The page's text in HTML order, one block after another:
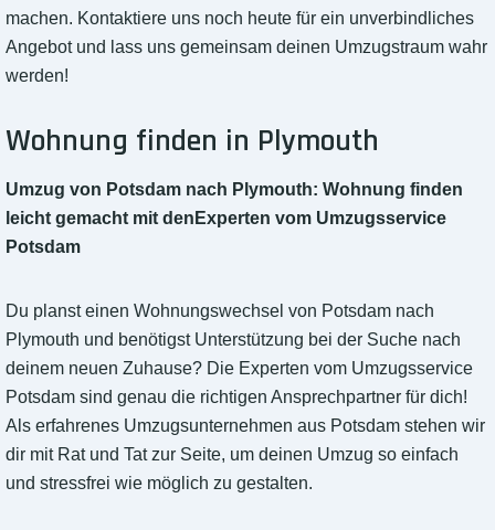
machen. Kontaktiere uns noch heute für ein unverbindliches
Angebot und lass uns gemeinsam deinen Umzugstraum wahr
werden!
Wohnung finden in Plymouth
Umzug von Potsdam nach Plymouth: Wohnung finden
leicht gemacht mit denExperten vom Umzugsservice
Potsdam
Du planst einen Wohnungswechsel von Potsdam nach
Plymouth und benötigst Unterstützung bei der Suche nach
deinem neuen Zuhause? Die Experten vom Umzugsservice
Potsdam sind genau die richtigen Ansprechpartner für dich!
Als erfahrenes Umzugsunternehmen aus Potsdam stehen wir
dir mit Rat und Tat zur Seite, um deinen Umzug so einfach
und stressfrei wie möglich zu gestalten.